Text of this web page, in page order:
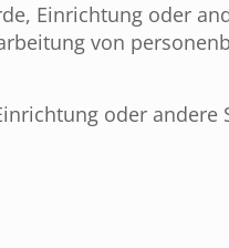
Einrichtung oder
von
oder andere